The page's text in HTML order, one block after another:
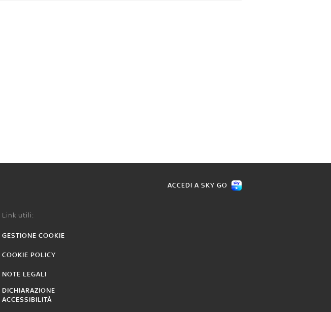
ACCEDI A SKY GO
Link utili:
GESTIONE COOKIE
COOKIE POLICY
NOTE LEGALI
DICHIARAZIONE
ACCESSIBILITÀ